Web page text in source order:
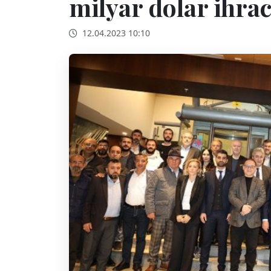
milyar dolar
12.04.2023 10:10